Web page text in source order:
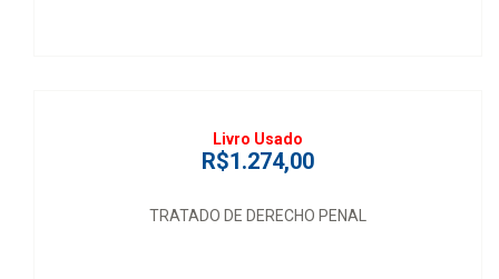
Livro Usado
R$1.274,00
TRATADO DE DERECHO PENAL